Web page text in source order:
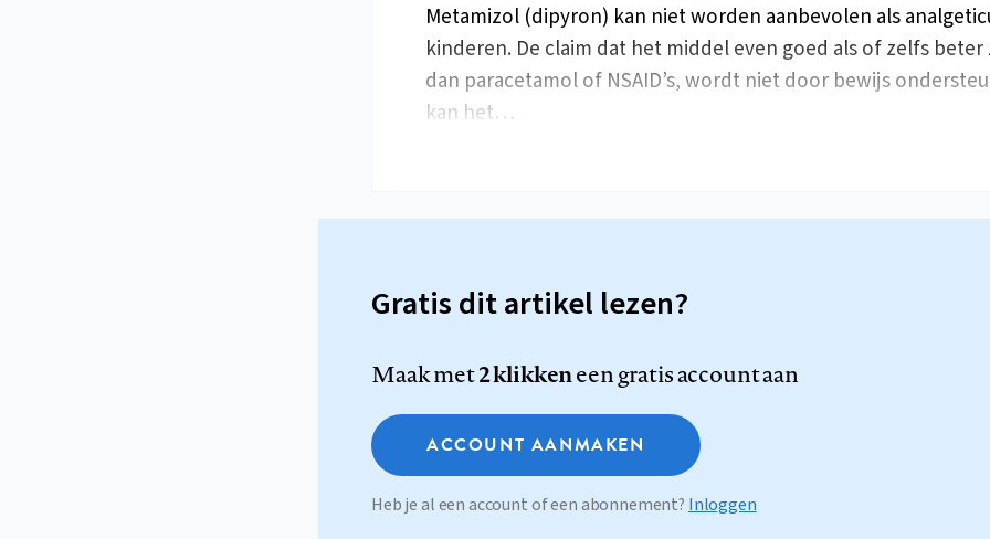
Metamizol (dipyron) kan niet worden aanbevolen als
kinderen. De claim dat het middel even goed als of zelfs beter
dan paracetamol of NSAID’s, wordt niet door bewijs
kan het…
Gratis dit artikel lezen?
Maak met2 klikkeneen gratis account aan
ACCOUNT AANMAKEN
Heb je al een account of een abonnement? Inloggen